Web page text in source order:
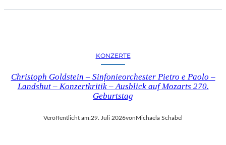
KONZERTE
Christoph Goldstein – Sinfonieorchester Pietro e Paolo –
Landshut – Konzertkritik – Ausblick auf Mozarts 270.
Geburtstag
Veröffentlicht am:29. Juli 2026von Michaela Schabel